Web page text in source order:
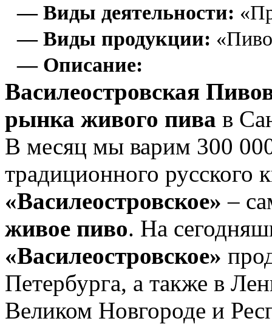
— Виды деятельности:
— Виды продукции:
— Описание:
Василеостровская
рынка живого пива в
В месяц мы варим 300
традиционного русского
«Василеостровское» –
живое пиво. На
«Василеостровское»
Петербурга, а также в
Великом Новгороде и